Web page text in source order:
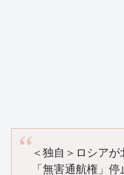
＜独自＞ロシアが
「無害通航権」